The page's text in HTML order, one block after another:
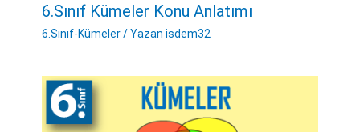
6.Sınıf Kümeler Konu Anlatımı
6.Sınıf-Kümeler/ Yazan isdem32